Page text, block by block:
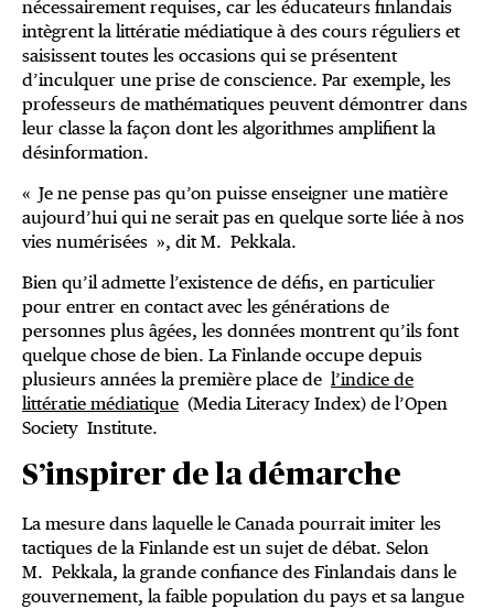
nécessairement requises, car les éducateurs finlandais
intègrent la littératie médiatique à des cours réguliers et
saisissent toutes les occasions qui se présentent
d’inculquer une prise de conscience. Par exemple, les
professeurs de mathématiques peuvent démontrer dans
leur classe la façon dont les algorithmes amplifient la
désinformation.
« Je ne pense pas qu’on puisse enseigner une matière
aujourd’hui qui ne serait pas en quelque sorte liée à nos
vies numérisées », dit M. Pekkala.
Bien qu’il admette l’existence de défis, en particulier
pour entrer en contact avec les générations de
personnes plus âgées, les données montrent qu’ils font
quelque chose de bien. La Finlande occupe depuis
plusieurs années la première place de l’indice de
littératie médiatique (Media Literacy Index) de l’Open
Society Institute.
S’inspirer de la démarche
La mesure dans laquelle le Canada pourrait imiter les
tactiques de la Finlande est un sujet de débat. Selon
M. Pekkala, la grande confiance des Finlandais dans le
gouvernement, la faible population du pays et sa langue